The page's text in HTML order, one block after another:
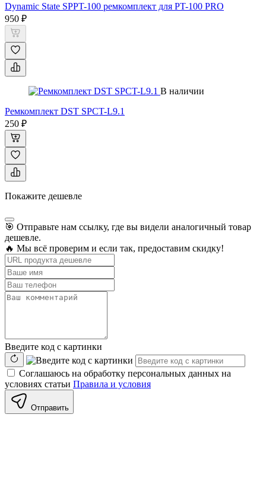
Dynamic State SPPT-100 ремкомплект для PT-100 PRO
950 ₽
В наличии
Ремкомплект DST SPCT-L9.1
250 ₽
Покажите дешевле
🎯 Отправьте нам ссылку, где вы видели аналогичный товар
дешевле.
🔥 Мы всё проверим и если так, предоставим скидку!
Введите код с картинки
Соглашаюсь на обработку персональных данных на
условиях статьи Правила и условия
Отправить